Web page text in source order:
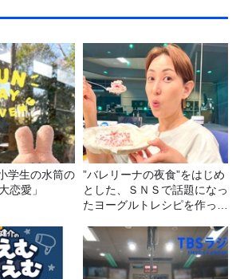
学生の水筒の
恋愛」
”バレリーナの夜食”をはじめ
とした、ＳＮＳで話題になっ
たヨーグルトレシピを作って